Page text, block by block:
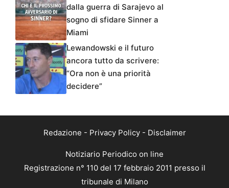
dalla guerra di Sarajevo al
sogno di sfidare Sinner a
Miami
Lewandowski e il futuro
ancora tutto da scrivere:
“Ora non è una priorità
decidere”
Redazione - Privacy Policy- Disclaimer
Notiziario Periodico on line
Registrazione n° 110 del 17 febbraio 2011 presso il
tribunale di Milano